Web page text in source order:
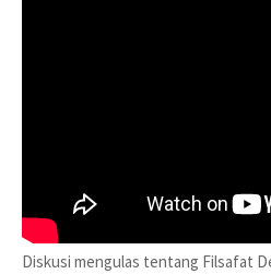
Diskusi mengulas tentang Filsafat